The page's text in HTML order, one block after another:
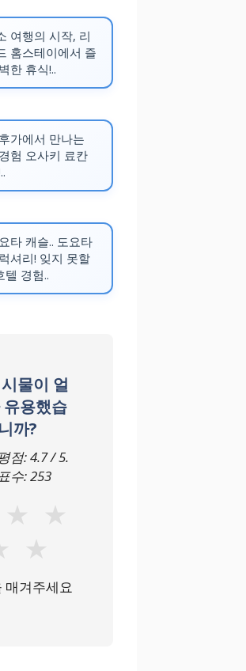
접
무료 주차, 레스
배낭 여행객, 해
무옹 탄 럭셔리
디엔 람
골프 코스, 스파
가족, 럭셔리 선
호 여행객
민 푸 다이아몬
훌륭한 시설, 친
여행의 시작, 리
홈스테이에서 즐
한 휴식!..
가에서 만나는
험 오사키 료칸
타 캐슬.. 도요타
셔리! 잊지 못할
텔 경험..
물이 얼
유용했습
니까?
점:4.7/ 5.
수:253
★
★
★
매겨주세요